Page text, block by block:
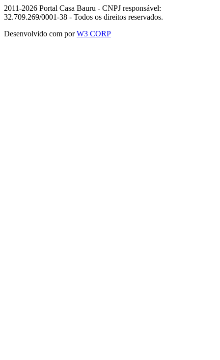
2011-2026 Portal Casa Bauru - CNPJ responsável:
32.709.269/0001-38 - Todos os direitos reservados.
Desenvolvido com porW3 CORP